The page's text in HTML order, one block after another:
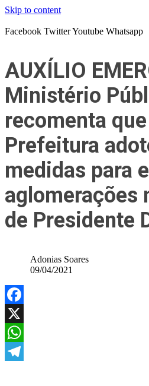
Skip to content
Facebook TwitterYoutube Whatsapp
AUXÍLIO
Ministério
recomenta
Prefeitura
medidas para
aglomerações
de Presidente
Adonias Soares
09/04/2021
Facebook
X
WhatsApp